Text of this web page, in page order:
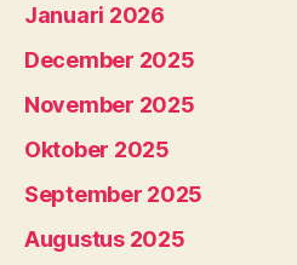
Januari 2026
December 2025
November 2025
Oktober 2025
September 2025
Augustus 2025